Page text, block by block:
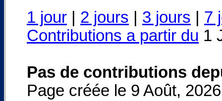
1 jour | 2 jours | 3 jours | 7
Contributions a partir du 1
Pas de contributions
Page créée le 9 Août,